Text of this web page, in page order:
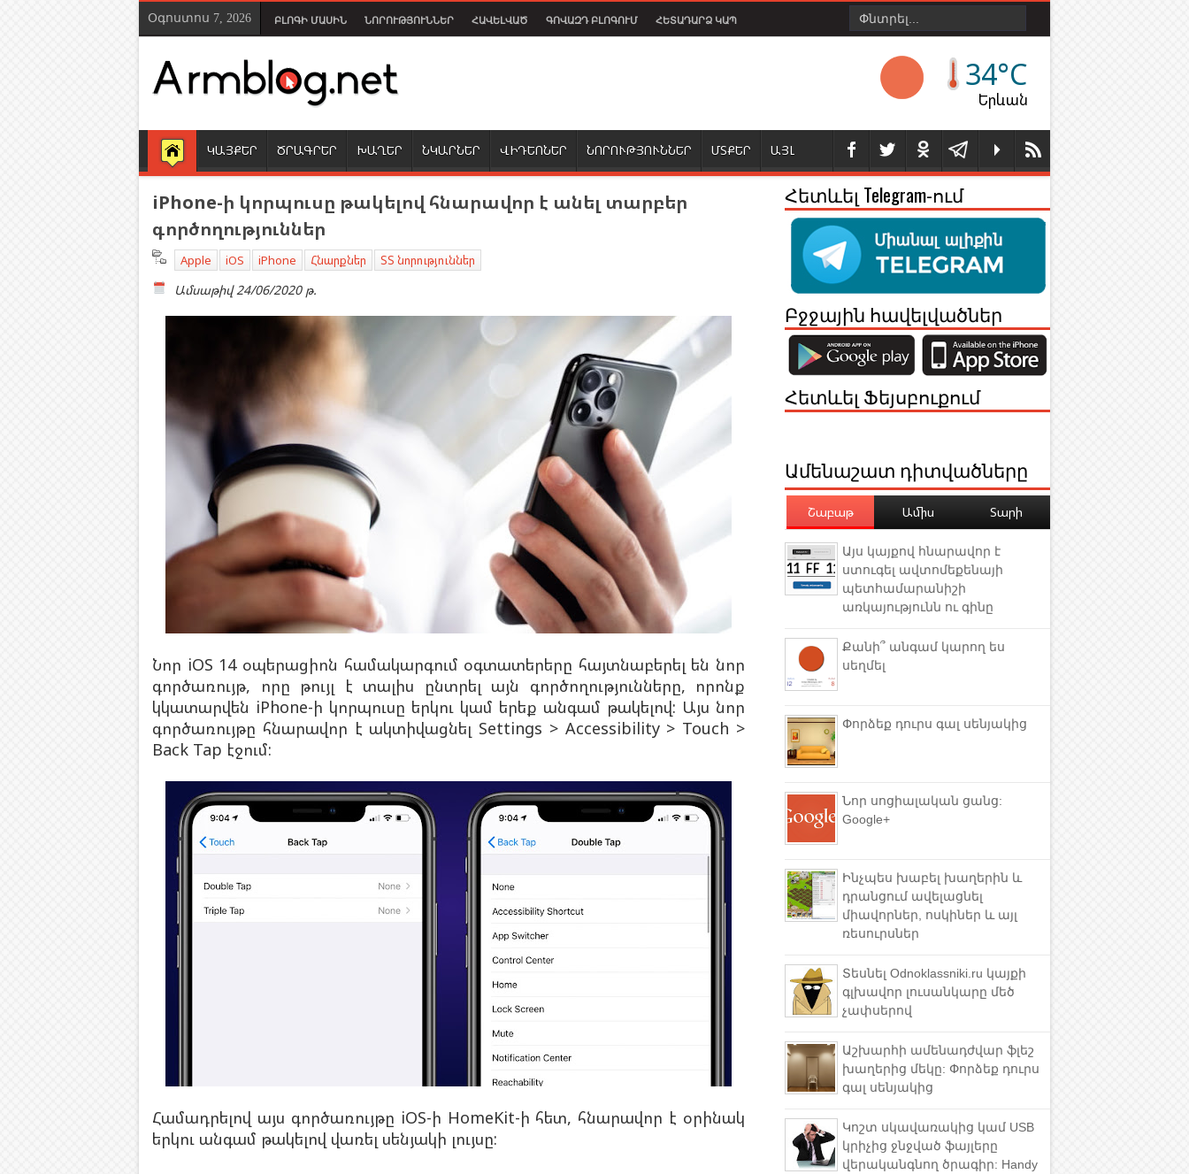
Օգոստոս 7, 2026 ԲԼՈԳԻ ՄԱՍԻՆ ՆՈՐՈՒԹՅՈՒՆՆԵՐ ՀԱՎԵԼՎԱԾ ԳՈՎԱԶԴ ԲԼՈԳՈՒՄ ՀԵՏԱԴԱՐՁ ԿԱՊ
34°C
Երևան
ԿԱՅՔԵՐ ԾՐԱԳՐԵՐ ԽԱՂԵՐ ՆԿԱՐՆԵՐ ՎԻԴԵՈՆԵՐ ՆՈՐՈՒԹՅՈՒՆՆԵՐ ՄՏՔԵՐ ԱՅԼ
iPhone-ի կորպուսը թակելով հնարավոր է անել տարբեր
գործողություններ
Apple iOS iPhone Հնարքներ ՏՏ նորություններ
Ամսաթիվ 24/06/2020 թ.
Նոր iOS 14 օպերացիոն համակարգում օգտատերերը հայտնաբերել են նոր
գործառույթ, որը թույլ է տալիս ընտրել այն գործողությունները, որոնք
կկատարվեն iPhone-ի կորպուսը երկու կամ երեք անգամ թակելով: Այս նոր
գործառույթը հնարավոր է ակտիվացնել Settings > Accessibility > Touch >
Back Tap էջում:
Համադրելով այս գործառույթը iOS-ի HomeKit-ի հետ, հնարավոր է օրինակ
երկու անգամ թակելով վառել սենյակի լույսը:
Հետևել Telegram-ում
Բջջային հավելվածներ
Հետևել Ֆեյսբուքում
Ամենաշատ դիտվածները
Շաբաթ Ամիս Տարի
Այս կայքով հնարավոր է
ստուգել ավտոմեքենայի
պետհամարանիշի
առկայությունն ու գինը
Քանի՞ անգամ կարող ես
սեղմել
Փորձեք դուրս գալ սենյակից
Նոր սոցիալական ցանց:
Google+
Ինչպես խաբել խաղերին և
դրանցում ավելացնել
միավորներ, ոսկիներ և այլ
ռեսուրսներ
Տեսնել Odnoklassniki.ru կայքի
գլխավոր լուսանկարը մեծ
չափսերով
Աշխարհի ամենադժվար ֆլեշ
խաղերից մեկը: Փորձեք դուրս
գալ սենյակից
Կոշտ սկավառակից կամ USB
կրիչից ջնջված ֆայլերը
վերականգնող ծրագիր: Handy